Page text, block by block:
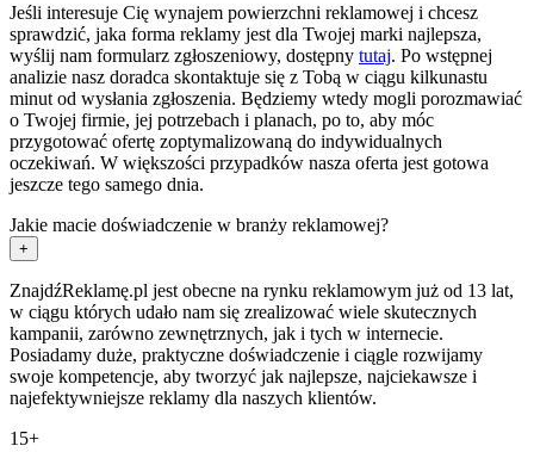
Jeśli interesuje Cię wynajem powierzchni reklamowej i chcesz
sprawdzić, jaka forma reklamy jest dla Twojej marki najlepsza,
wyślij nam formularz zgłoszeniowy, dostępny tutaj. Po wstępnej
analizie nasz doradca skontaktuje się z Tobą w ciągu kilkunastu
minut od wysłania zgłoszenia. Będziemy wtedy mogli porozmawiać
o Twojej firmie, jej potrzebach i planach, po to, aby móc
przygotować ofertę zoptymalizowaną do indywidualnych
oczekiwań. W większości przypadków nasza oferta jest gotowa
jeszcze tego samego dnia.
Jakie macie doświadczenie w branży reklamowej?
+
ZnajdźReklamę.pl jest obecne na rynku reklamowym już od 13 lat,
w ciągu których udało nam się zrealizować wiele skutecznych
kampanii, zarówno zewnętrznych, jak i tych w internecie.
Posiadamy duże, praktyczne doświadczenie i ciągle rozwijamy
swoje kompetencje, aby tworzyć jak najlepsze, najciekawsze i
najefektywniejsze reklamy dla naszych klientów.
15+